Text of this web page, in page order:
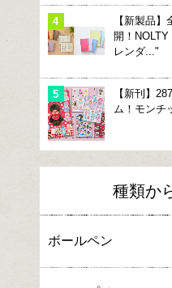
【新製品
開！NOLTY
レンダ..."
【新刊】
ム！モンチ
種類か
ボールペン